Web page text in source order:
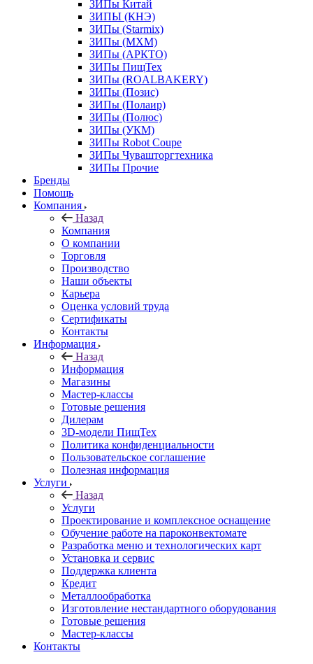
ЗИПы Китай
ЗИПЫ (КНЭ)
ЗИПы (Starmix)
ЗИПы (МХМ)
ЗИПы (АРКТО)
ЗИПы ПищТех
ЗИПы (ROALBAKERY)
ЗИПы (Позис)
ЗИПы (Полаир)
ЗИПы (Полюс)
ЗИПы (УКМ)
ЗИПы Robot Coupe
ЗИПы Чувашторгтехника
ЗИПы Прочие
Бренды
Помощь
Компания
Назад
Компания
О компании
Торговля
Производство
Наши объекты
Карьера
Оценка условий труда
Сертификаты
Контакты
Информация
Назад
Информация
Магазины
Мастер-классы
Готовые решения
Дилерам
3D-модели ПищТех
Политика конфиденциальности
Пользовательское соглашение
Полезная информация
Услуги
Назад
Услуги
Проектирование и комплексное оснащение
Обучение работе на пароконвектомате
Разработка меню и технологических карт
Установка и сервис
Поддержка клиента
Кредит
Металлообработка
Изготовление нестандартного оборудования
Готовые решения
Мастер-классы
Контакты